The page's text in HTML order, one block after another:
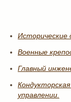
Исторические
Военные
Главный
управлении.